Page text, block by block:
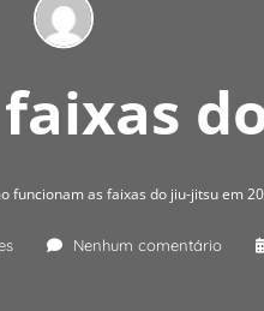
funcionam as faixas do jiu-jitsu em
Nenhum comentário